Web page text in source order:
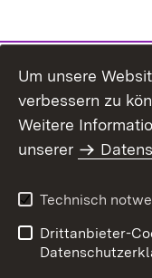
Um unsere
verbessern zu
Weitere
unserer
Technisch
Drittanbieter-